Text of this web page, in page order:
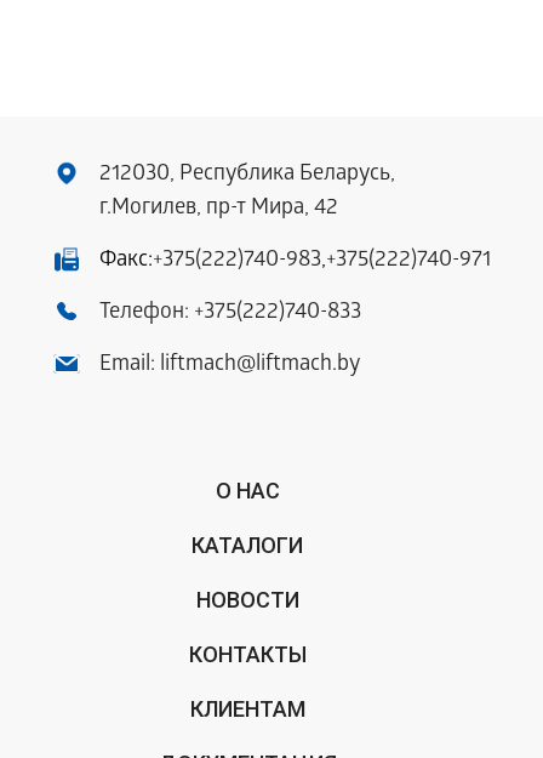
212030, Республика Беларусь,
г.Могилев, пр-т Мира, 42
Факс:+375(222)740-983,+375(222)740-971
Телефон: +375(222)740-833
Email: liftmach@liftmach.by
О НАС
КАТАЛОГИ
НОВОСТИ
КОНТАКТЫ
КЛИЕНТАМ